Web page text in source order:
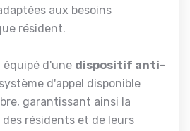
aux besoins
résident.
équipé d'une dispositif anti-
d'appel disponible
garantissant ainsi la
résidents et de leurs